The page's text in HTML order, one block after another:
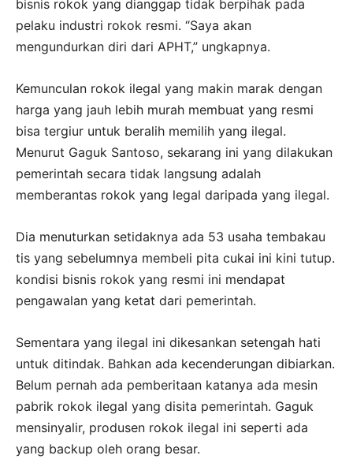
bisnis rokok yang dianggap tidak berpihak pada
pelaku industri rokok resmi. “Saya akan
mengundurkan diri dari APHT,” ungkapnya.
Kemunculan rokok ilegal yang makin marak dengan
harga yang jauh lebih murah membuat yang resmi
bisa tergiur untuk beralih memilih yang ilegal.
Menurut Gaguk Santoso, sekarang ini yang dilakukan
pemerintah secara tidak langsung adalah
memberantas rokok yang legal daripada yang ilegal.
Dia menuturkan setidaknya ada 53 usaha tembakau
tis yang sebelumnya membeli pita cukai ini kini tutup.
kondisi bisnis rokok yang resmi ini mendapat
pengawalan yang ketat dari pemerintah.
Sementara yang ilegal ini dikesankan setengah hati
untuk ditindak. Bahkan ada kecenderungan dibiarkan.
Belum pernah ada pemberitaan katanya ada mesin
pabrik rokok ilegal yang disita pemerintah. Gaguk
mensinyalir, produsen rokok ilegal ini seperti ada
yang backup oleh orang besar.